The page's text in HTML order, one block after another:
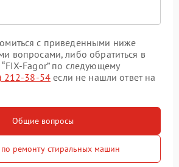
с приведенными ниже
вопросами, либо обратиться в
Fagor” по следующему
212-38-54 если не нашли ответ на
Общие вопросы
ремонту стиральных машин